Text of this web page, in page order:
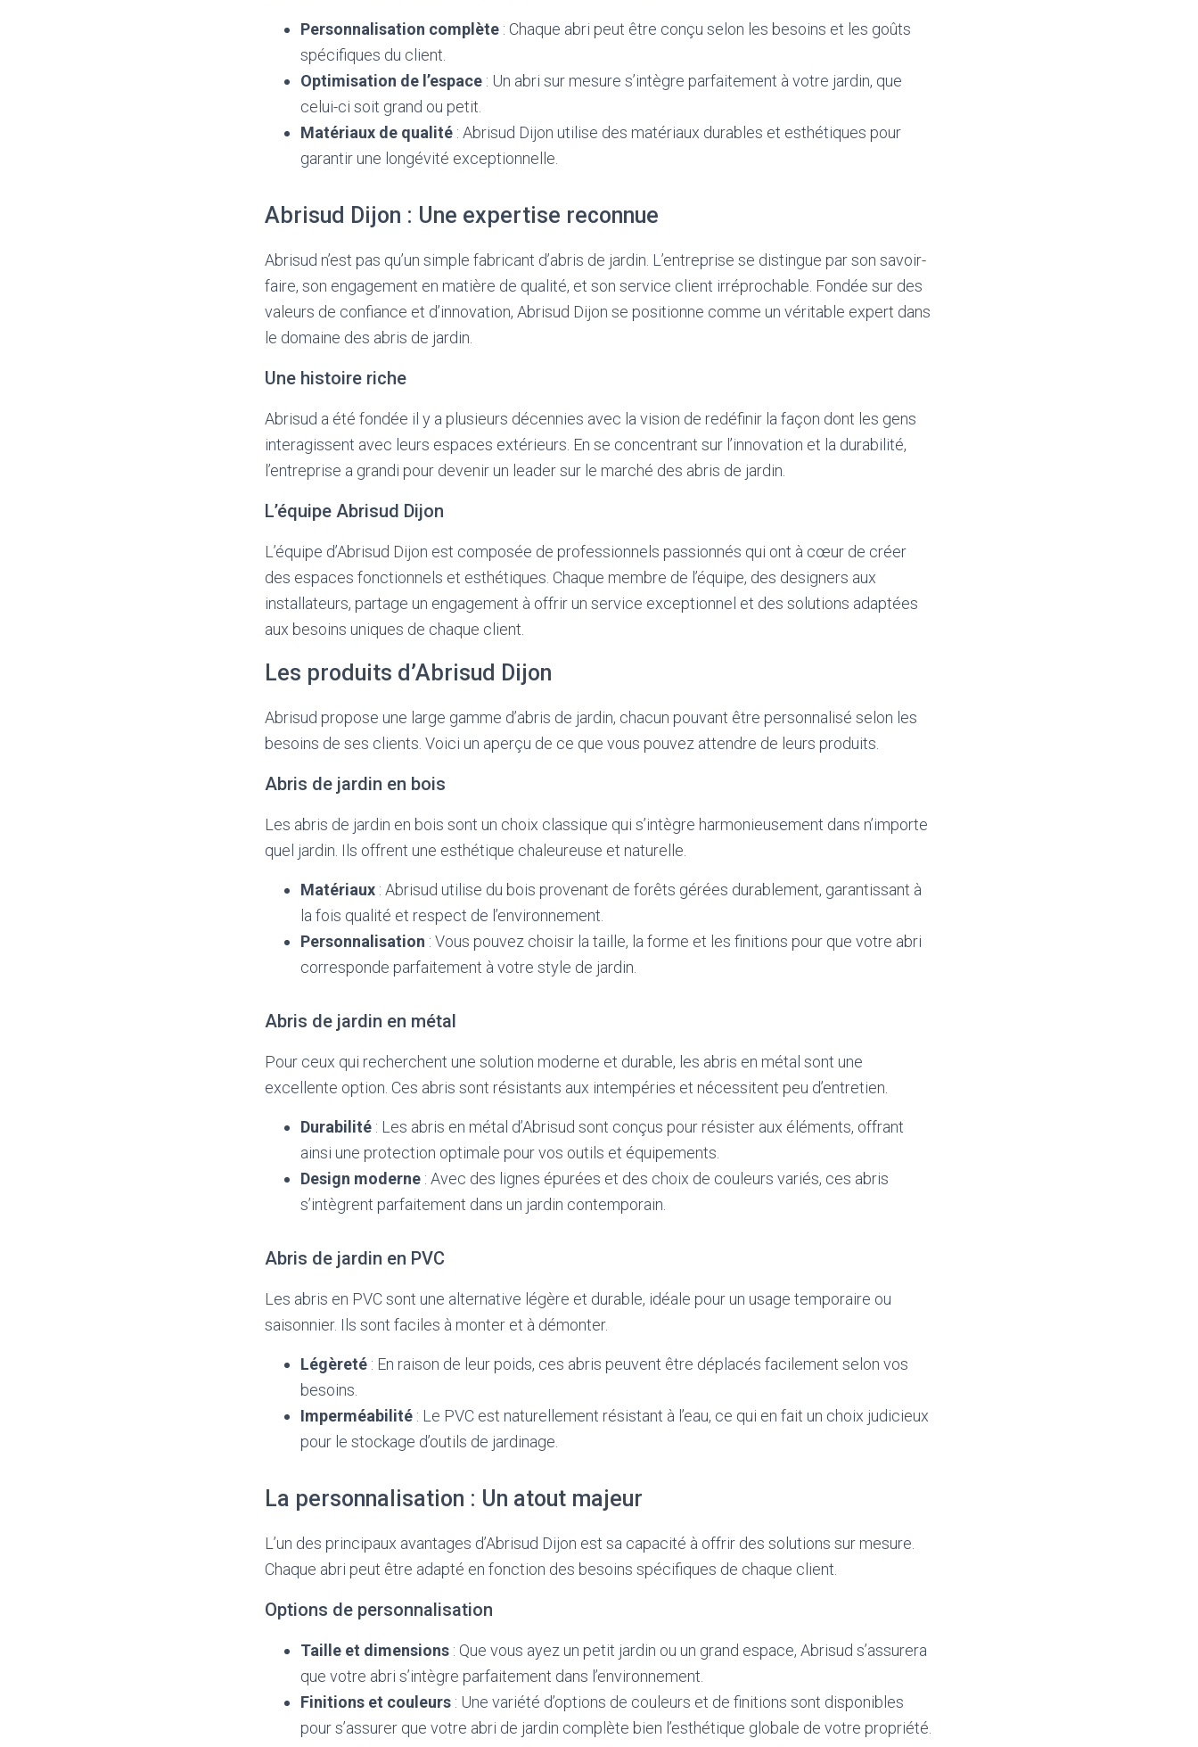
Personnalisation complète : Chaque abri peut être conçu selon les besoins et les goûts
spécifiques du client.
Optimisation de l’espace : Un abri sur mesure s’intègre parfaitement à votre jardin, que
celui-ci soit grand ou petit.
Matériaux de qualité : Abrisud Dijon utilise des matériaux durables et esthétiques pour
garantir une longévité exceptionnelle.
Abrisud Dijon : Une expertise reconnue
Abrisud n’est pas qu’un simple fabricant d’abris de jardin. L’entreprise se distingue par son savoir-
faire, son engagement en matière de qualité, et son service client irréprochable. Fondée sur des
valeurs de confiance et d’innovation, Abrisud Dijon se positionne comme un véritable expert dans
le domaine des abris de jardin.
Une histoire riche
Abrisud a été fondée il y a plusieurs décennies avec la vision de redéfinir la façon dont les gens
interagissent avec leurs espaces extérieurs. En se concentrant sur l’innovation et la durabilité,
l’entreprise a grandi pour devenir un leader sur le marché des abris de jardin.
L’équipe Abrisud Dijon
L’équipe d’Abrisud Dijon est composée de professionnels passionnés qui ont à cœur de créer
des espaces fonctionnels et esthétiques. Chaque membre de l’équipe, des designers aux
installateurs, partage un engagement à offrir un service exceptionnel et des solutions adaptées
aux besoins uniques de chaque client.
Les produits d’Abrisud Dijon
Abrisud propose une large gamme d’abris de jardin, chacun pouvant être personnalisé selon les
besoins de ses clients. Voici un aperçu de ce que vous pouvez attendre de leurs produits.
Abris de jardin en bois
Les abris de jardin en bois sont un choix classique qui s’intègre harmonieusement dans n’importe
quel jardin. Ils offrent une esthétique chaleureuse et naturelle.
Matériaux : Abrisud utilise du bois provenant de forêts gérées durablement, garantissant à
la fois qualité et respect de l’environnement.
Personnalisation : Vous pouvez choisir la taille, la forme et les finitions pour que votre abri
corresponde parfaitement à votre style de jardin.
Abris de jardin en métal
Pour ceux qui recherchent une solution moderne et durable, les abris en métal sont une
excellente option. Ces abris sont résistants aux intempéries et nécessitent peu d’entretien.
Durabilité : Les abris en métal d’Abrisud sont conçus pour résister aux éléments, offrant
ainsi une protection optimale pour vos outils et équipements.
Design moderne : Avec des lignes épurées et des choix de couleurs variés, ces abris
s’intègrent parfaitement dans un jardin contemporain.
Abris de jardin en PVC
Les abris en PVC sont une alternative légère et durable, idéale pour un usage temporaire ou
saisonnier. Ils sont faciles à monter et à démonter.
Légèreté : En raison de leur poids, ces abris peuvent être déplacés facilement selon vos
besoins.
Imperméabilité : Le PVC est naturellement résistant à l’eau, ce qui en fait un choix judicieux
pour le stockage d’outils de jardinage.
La personnalisation : Un atout majeur
L’un des principaux avantages d’Abrisud Dijon est sa capacité à offrir des solutions sur mesure.
Chaque abri peut être adapté en fonction des besoins spécifiques de chaque client.
Options de personnalisation
Taille et dimensions : Que vous ayez un petit jardin ou un grand espace, Abrisud s’assurera
que votre abri s’intègre parfaitement dans l’environnement.
Finitions et couleurs : Une variété d’options de couleurs et de finitions sont disponibles
pour s’assurer que votre abri de jardin complète bien l’esthétique globale de votre propriété.